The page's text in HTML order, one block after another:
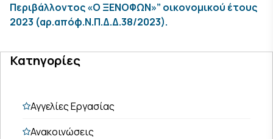
Περιβάλλοντος «Ο ΞΕΝΟΦΩΝ»” οικονομικού έτους
2023 (αρ.απόφ.Ν.Π.Δ.Δ.38/2023).
Κατηγορίες
Αγγελίες Εργασίας
Ανακοινώσεις